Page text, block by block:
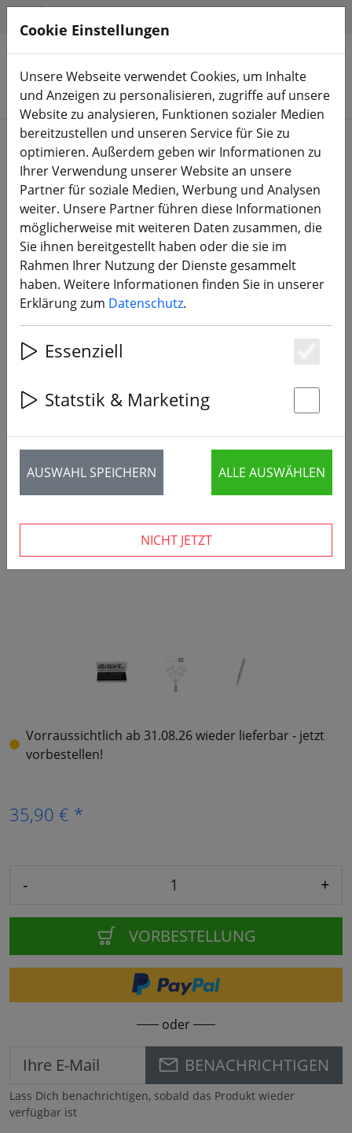
Produkte suchen
Start Zubehör Werkzeug
Sequre ES-180 Elektrischer
Schraubendreher mit Bit-Set
‹ ›
Vorraussichtlich ab 31.08.26 wieder lieferbar - jetzt
vorbestellen!
35,90 € *
- +
VORBESTELLUNG
oder
BENACHRICHTIGEN
Lass Dich benachrichtigen, sobald das Produkt wieder
verfügbar ist
Cookie Einstellungen
Unsere Webseite verwendet Cookies, um Inhalte
und Anzeigen zu personalisieren, zugriffe auf unsere
Website zu analysieren, Funktionen sozialer Medien
bereitzustellen und unseren Service für Sie zu
optimieren. Außerdem geben wir Informationen zu
Ihrer Verwendung unserer Website an unsere
Partner für soziale Medien, Werbung und Analysen
weiter. Unsere Partner führen diese Informationen
möglicherweise mit weiteren Daten zusammen, die
Sie ihnen bereitgestellt haben oder die sie im
Rahmen Ihrer Nutzung der Dienste gesammelt
haben. Weitere Informationen finden Sie in unserer
Erklärung zum Datenschutz.
Essenziell
Statstik & Marketing
AUSWAHL SPEICHERN ALLE AUSWÄHLEN
NICHT JETZT